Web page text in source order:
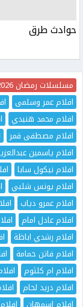
حوادث طرق
مسلسلات رمضان 2026
افلام عمر وسلمى
افلام محمد هنيدي
افلام مصطفى قمر
افلام ياسمين
افلام نيكول سابا
افلام يونس شلبي
افلام عمرو دياب
افلام عادل امام
افلام رشدي اباظة
افلام فاتن حمامة
افلام ام كلثوم
افلام دريد لحام